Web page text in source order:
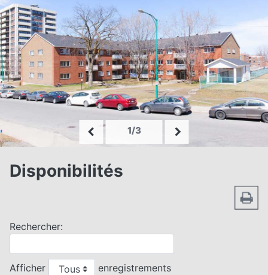
1/3
Disponibilités
Rechercher:
Afficher enregistrements